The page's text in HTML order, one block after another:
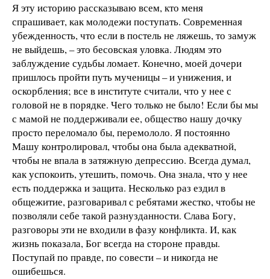
Я эту историю рассказываю всем, кто меня
спрашивает, как молодежи поступать. Современная
убежденность, что если в постель не ляжешь, то замуж
не выйдешь, – это бесовская уловка. Людям это
заблуждение судьбы ломает. Конечно, моей дочери
пришлось пройти путь мученицы – и унижения, и
оскорбления; все в институте считали, что у нее с
головой не в порядке. Чего только не было! Если бы мы
с мамой не поддерживали ее, общество нашу дочку
просто переломало бы, перемололо. Я постоянно
Машу контролировал, чтобы она была адекватной,
чтобы не впала в затяжную депрессию. Всегда думал,
как успокоить, утешить, помочь. Она знала, что у нее
есть поддержка и защита. Несколько раз ездил в
общежитие, разговаривал с ребятами жестко, чтобы не
позволяли себе такой разнузданности. Слава Богу,
разговоры эти не входили в фазу конфликта. И, как
жизнь показала, Бог всегда на стороне правды.
Поступай по правде, по совести – и никогда не
ошибешься.